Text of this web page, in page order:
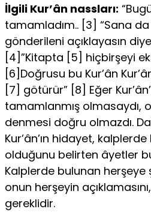
İlgili Kur’ân nassları:
tamamladım.. [3] “Sana
gönderileni açıklayasın diye
[4]”Kitapta [5] hiçbirşeyi
[6]Doğrusu bu Kur’ân
[7] götürür” [8] Eğer
tamamlanmış olmasaydı,
denmesi doğru olmazdı.
Kur’ân’ın hidayet,
olduğunu belirten âyetler
Kalplerde bulunan
onun herşeyin
gereklidir.